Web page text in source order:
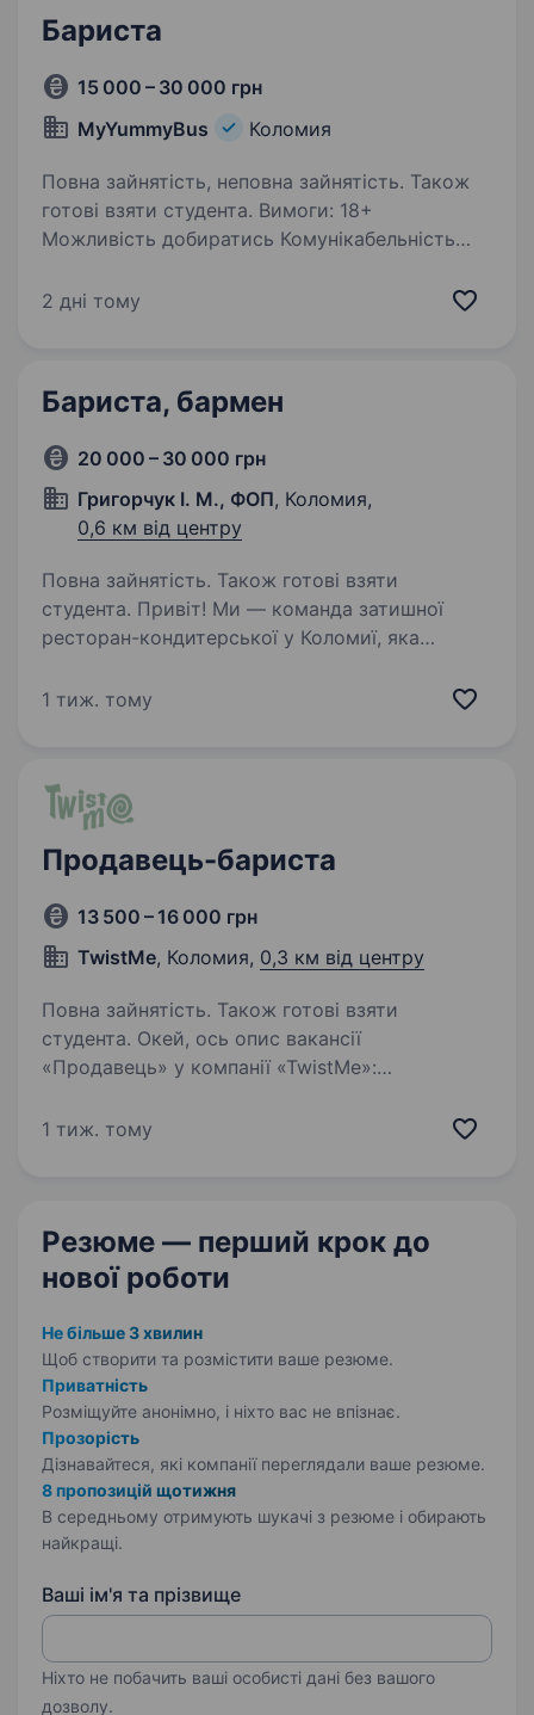
Бариста
15 000 – 30 000 грн
MyYummyBus
Коломия
Повна зайнятість, неповна зайнятість. Також
готові взяти студента. Вимоги: 18+
Можливість добиратись Комунікабельність
Стабільна оплата високої заробітньої плати.
2 дні тому
Бариста, бармен
20 000 – 30 000 грн
Григорчук І. М., ФОП, Коломия,
0,6 км від центру
Повна зайнятість. Також готові взяти
студента. Привіт! Ми — команда затишної
ресторан-кондитерської у Коломиї, яка
та приємний настрій. Якщо ти хочеш
1 тиж. тому
Продавець-бариста
13 500 – 16 000 грн
TwistMe, Коломия, 0,3 км від центру
Повна зайнятість. Також готові взяти
студента. Окей, ось опис вакансії
«Продавець» у компанії «TwistMe»:
частиною нашої команди в місті Коломия.
1 тиж. тому
Резюме — перший крок до
нової роботи
Не більше 3 хвилин
Щоб створити та розмістити ваше резюме.
Приватність
Розміщуйте анонімно, і ніхто вас не впізнає.
Прозорість
Дізнавайтеся, які компанії переглядали ваше резюме.
8 пропозицій щотижня
В середньому отримують шукачі з резюме і обирають
найкращі.
Ваші ім'я та прізвище
Ніхто не побачить ваші особисті дані без вашого
дозволу.